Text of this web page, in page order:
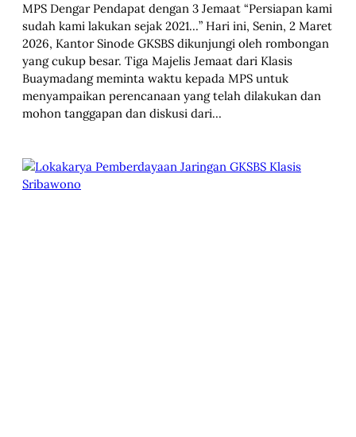
MPS Dengar Pendapat dengan 3 Jemaat “Persiapan kami
sudah kami lakukan sejak 2021…” Hari ini, Senin, 2 Maret
2026, Kantor Sinode GKSBS dikunjungi oleh rombongan
yang cukup besar. Tiga Majelis Jemaat dari Klasis
Buaymadang meminta waktu kepada MPS untuk
menyampaikan perencanaan yang telah dilakukan dan
mohon tanggapan dan diskusi dari…